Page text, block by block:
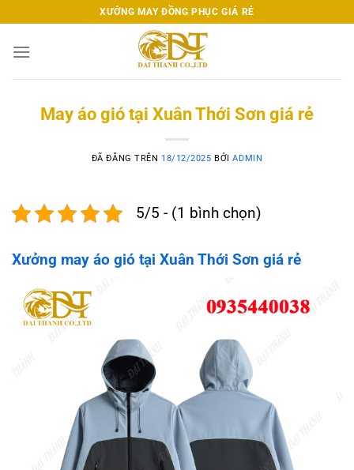
đến
nội
XƯỞNG MAY ĐỒNG PHỤC GIÁ RẺ
May áo gió tại Xuân Thới Sơn giá rẻ
ĐÃ ĐĂNG TRÊN 18/12/2025 BỞIADMIN
5/5 - (1 bình chọn)
Xưởng may áo gió tại Xuân Thới Sơn giá rẻ